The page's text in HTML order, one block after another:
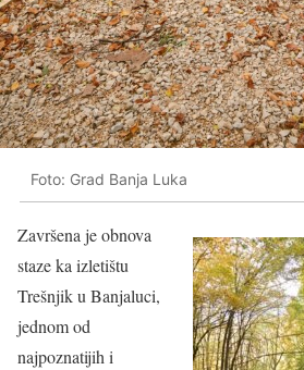
Foto: Grad Banja Luka
Završena je obnova
staze ka izletištu
Trešnjik u Banjaluci,
jednom od
najpoznatijih i